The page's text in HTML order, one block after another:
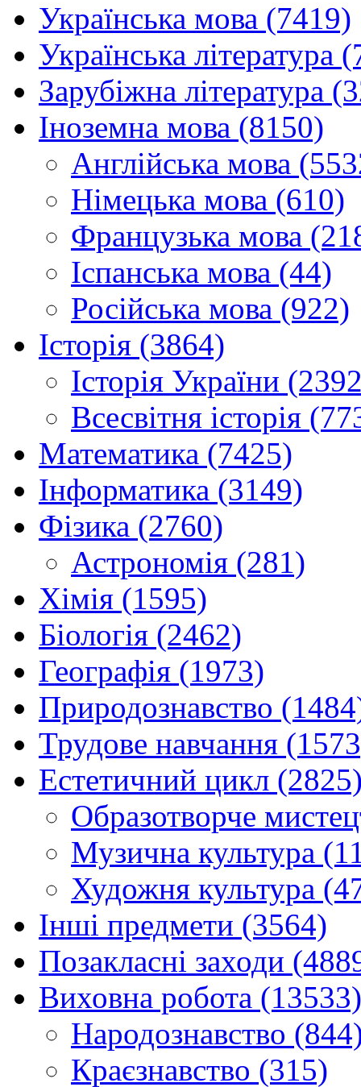
Українська мова (7419)
Українська література
Зарубіжна література
Іноземна мова (8150)
Англійська мова
Німецька мова (610)
Французька мова
Іспанська мова (44)
Російська мова (922)
Історія (3864)
Історія України
Всесвітня історія
Математика (7425)
Інформатика (3149)
Фізика (2760)
Астрономія (281)
Хімія (1595)
Біологія (2462)
Географія (1973)
Природознавство
Трудове навчання
Естетичний цикл
Образотворче
Музична культура
Художня культура
Інші предмети (3564)
Позакласні заходи
Виховна робота (13533)
Народознавство
Краєзнавство (315)